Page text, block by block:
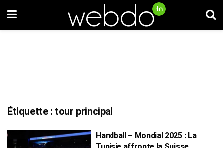
Étiquette : tour principal
Handball – Mondial 2025 : La